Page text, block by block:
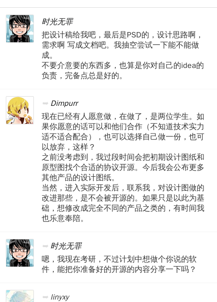
时光无罪
把设计稿给我吧，最后是PSD的，设计思路啊，
需求啊 写成文档吧。我抽空尝试一下能不能做
成。
不要介意要的东西多，也算是你对自己的idea的
负责，完备点总是好的。
Dimpurr
现在已经有人愿意做，在做了，是两位学生。如
果你愿意的话可以和他们合作（不知道技术实力
适不适合配合），也可以选择自己做一份，也可
以放弃，这样？
之前没考虑到，我过段时间会把初期设计图纸和
原型图找个合适的协议开源。今后我会公布更多
其他产品的设计图纸。
当然，进入实际开发后，联系我，对设计图做的
改进那些，是不会被开源的。如果只是以此为基
础，想修改成完全不同的产品之类的，有时间我
也乐意奉陪。
时光无罪
嗯，我现在考研，不过计划中想做个你说的软
件，能把你准备好的开源的内容分享一下吗？
linyxy